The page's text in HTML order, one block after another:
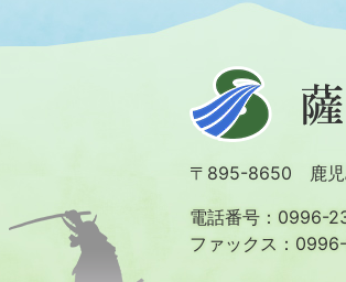
薩
摩
川
内
市
〒895-8650 鹿児
電話番号：0996-
ファックス：